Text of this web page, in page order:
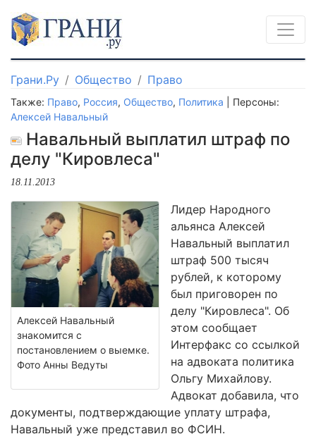
Грани.Ру Общество Право
Также: Право, Россия, Общество, Политика | Персоны:
Алексей Навальный
Навальный выплатил штраф по
делу "Кировлеса"
18.11.2013
Алексей Навальный
знакомится с
постановлением о выемке.
Фото Анны Ведуты
Лидер Народного
альянса Алексей
Навальный выплатил
штраф 500 тысяч
рублей, к которому
был приговорен по
делу "Кировлеса". Об
этом сообщает
Интерфакс со ссылкой
на адвоката политика
Ольгу Михайлову.
Адвокат добавила, что
документы, подтверждающие уплату штрафа,
Навальный уже представил во ФСИН.